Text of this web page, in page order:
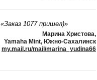
«Заказ 1077 пришел)»
Марина Христова,
Yamaha Mint, Южно-Сахалинск
my.mail.ru/mail/marina_yudina66